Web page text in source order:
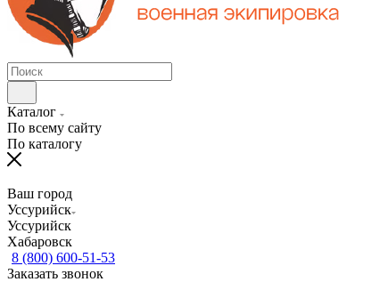
Каталог
По всему сайту
По каталогу
Ваш город
Уссурийск
Уссурийск
Хабаровск
8 (800) 600-51-53
Заказать звонок